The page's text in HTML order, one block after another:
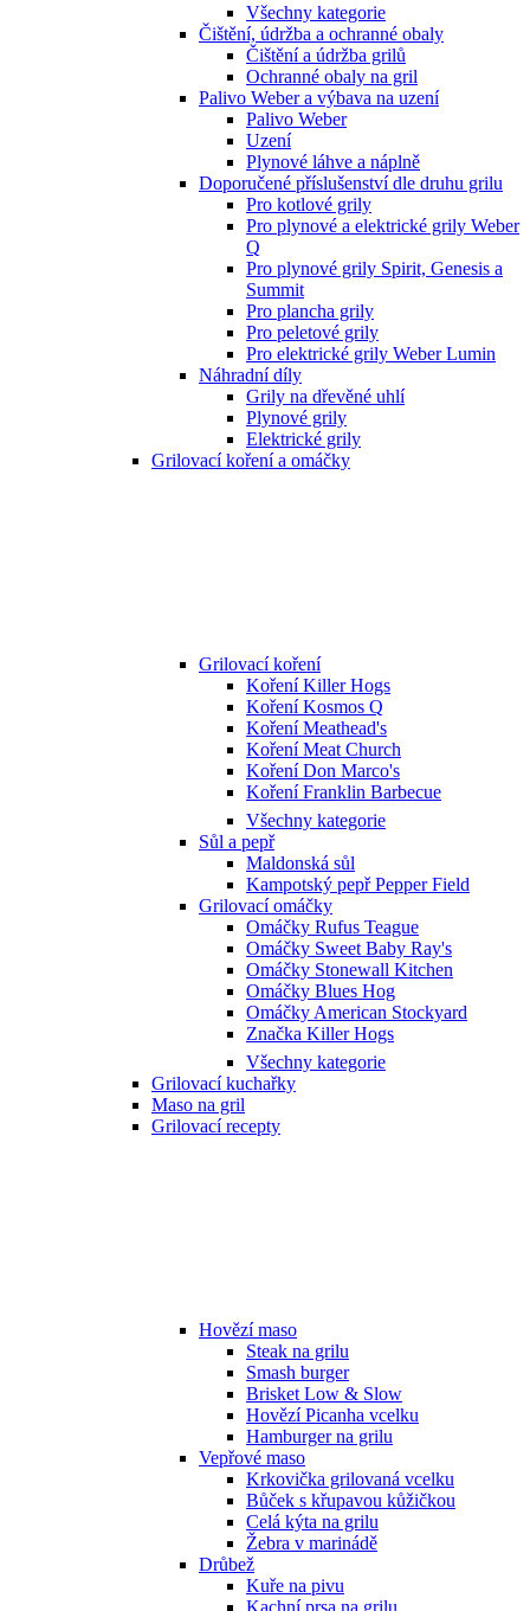
Všechny kategorie
Čištění, údržba a ochranné obaly
Čištění a údržba grilů
Ochranné obaly na gril
Palivo Weber a výbava na uzení
Palivo Weber
Uzení
Plynové láhve a náplně
Doporučené příslušenství dle druhu grilu
Pro kotlové grily
Pro plynové a elektrické grily Weber
Q
Pro plynové grily Spirit, Genesis a
Summit
Pro plancha grily
Pro peletové grily
Pro elektrické grily Weber Lumin
Náhradní díly
Grily na dřevěné uhlí
Plynové grily
Elektrické grily
Grilovací koření a omáčky
Grilovací koření
Koření Killer Hogs
Koření Kosmos Q
Koření Meathead's
Koření Meat Church
Koření Don Marco's
Koření Franklin Barbecue
Všechny kategorie
Sůl a pepř
Maldonská sůl
Kampotský pepř Pepper Field
Grilovací omáčky
Omáčky Rufus Teague
Omáčky Sweet Baby Ray's
Omáčky Stonewall Kitchen
Omáčky Blues Hog
Omáčky American Stockyard
Značka Killer Hogs
Všechny kategorie
Grilovací kuchařky
Maso na gril
Grilovací recepty
Hovězí maso
Steak na grilu
Smash burger
Brisket Low & Slow
Hovězí Picanha vcelku
Hamburger na grilu
Vepřové maso
Krkovička grilovaná vcelku
Bůček s křupavou kůžičkou
Celá kýta na grilu
Žebra v marinádě
Drůbež
Kuře na pivu
Kachní prsa na grilu